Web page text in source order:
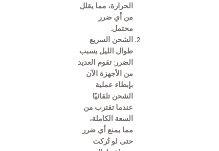
الحرارة، مما يقلل
من أي ضرر
محتمل.
الشحن السريع
طوال الليل يسبب
الضرر: تقوم العديد
من الأجهزة الآن
بإبطاء عملية
الشحن تلقائيًا
عندما تقترب من
السعة الكاملة،
مما يمنع أي ضرر
حتى لو تُركت